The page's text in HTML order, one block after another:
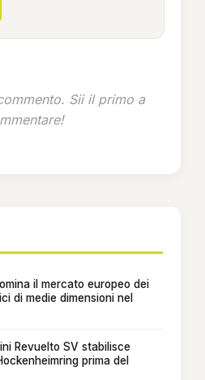
Sii il primo a
il mercato europeo dei
di medie dimensioni nel
Revuelto SV stabilisce
prima del